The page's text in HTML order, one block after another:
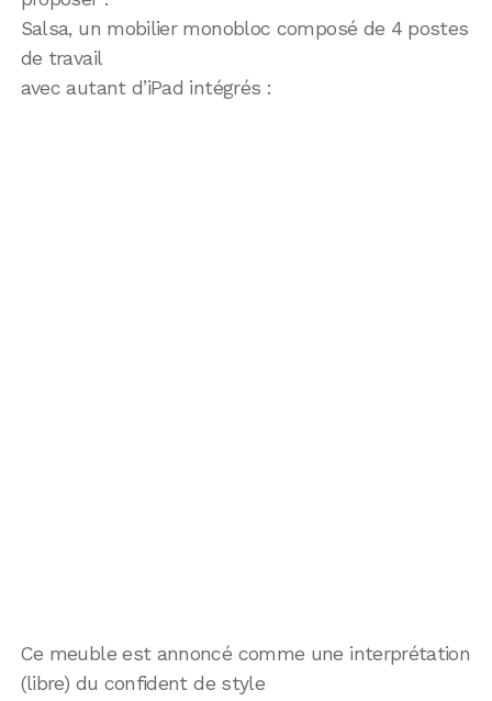
Salsa, un mobilier monobloc composé de 4 postes
de travail
avec autant d’iPad intégrés :
Ce meuble est annoncé comme une interprétation
(libre) du confident de style